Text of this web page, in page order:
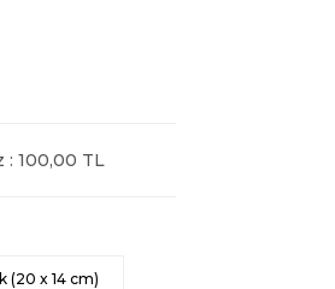
: 100,00 TL
(20 x 14 cm)